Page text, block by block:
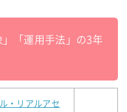
「運用手法」の3年
・リアルアセ